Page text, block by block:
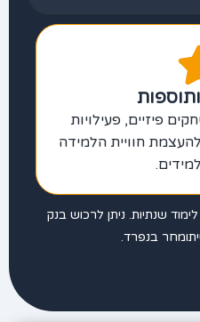
פיזיים, פעילויות
חוויית הלמידה
מקבלת 30 שעות לימוד שנתיות. ניתן לרכוש בנק
בנפרד.